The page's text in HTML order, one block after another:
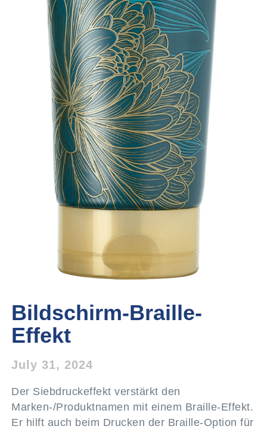
Bildschirm-Braille-
Effekt
July 31, 2024
Der Siebdruckeffekt verstärkt den
Marken-/Produktnamen mit einem Braille-Effekt.
Er hilft auch beim Drucken der Braille-Option für